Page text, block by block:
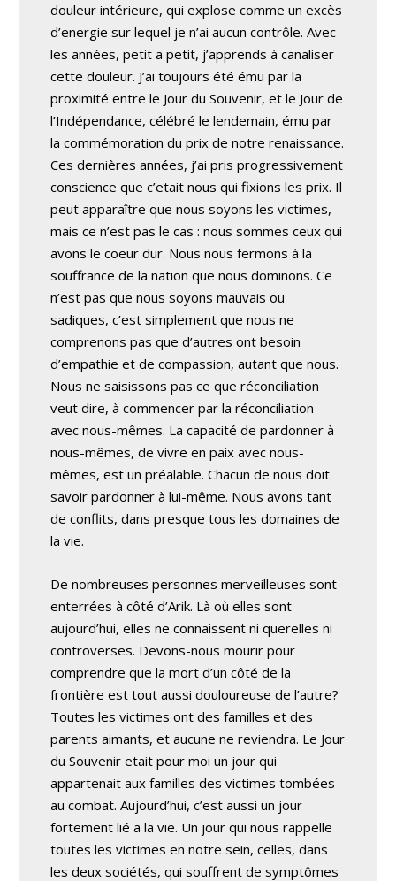
douleur intérieure, qui explose comme un excès
d’energie sur lequel je n’ai aucun contrôle. Avec
les années, petit a petit, j’apprends à canaliser
cette douleur. J’ai toujours été ému par la
proximité entre le Jour du Souvenir, et le Jour de
l’Indépendance, célébré le lendemain, ému par
la commémoration du prix de notre renaissance.
Ces dernières années, j’ai pris progressivement
conscience que c’etait nous qui fixions les prix. Il
peut apparaître que nous soyons les victimes,
mais ce n’est pas le cas : nous sommes ceux qui
avons le coeur dur. Nous nous fermons à la
souffrance de la nation que nous dominons. Ce
n’est pas que nous soyons mauvais ou
sadiques, c’est simplement que nous ne
comprenons pas que d’autres ont besoin
d’empathie et de compassion, autant que nous.
Nous ne saisissons pas ce que réconciliation
veut dire, à commencer par la réconciliation
avec nous-mêmes. La capacité de pardonner à
nous-mêmes, de vivre en paix avec nous-
mêmes, est un préalable. Chacun de nous doit
savoir pardonner à lui-même. Nous avons tant
de conflits, dans presque tous les domaines de
la vie.
De nombreuses personnes merveilleuses sont
enterrées à côté d’Arik. Là où elles sont
aujourd’hui, elles ne connaissent ni querelles ni
controverses. Devons-nous mourir pour
comprendre que la mort d’un côté de la
frontière est tout aussi douloureuse de l’autre?
Toutes les victimes ont des familles et des
parents aimants, et aucune ne reviendra. Le Jour
du Souvenir etait pour moi un jour qui
appartenait aux familles des victimes tombées
au combat. Aujourd’hui, c’est aussi un jour
fortement lié a la vie. Un jour qui nous rappelle
toutes les victimes en notre sein, celles, dans
les deux sociétés, qui souffrent de symptômes